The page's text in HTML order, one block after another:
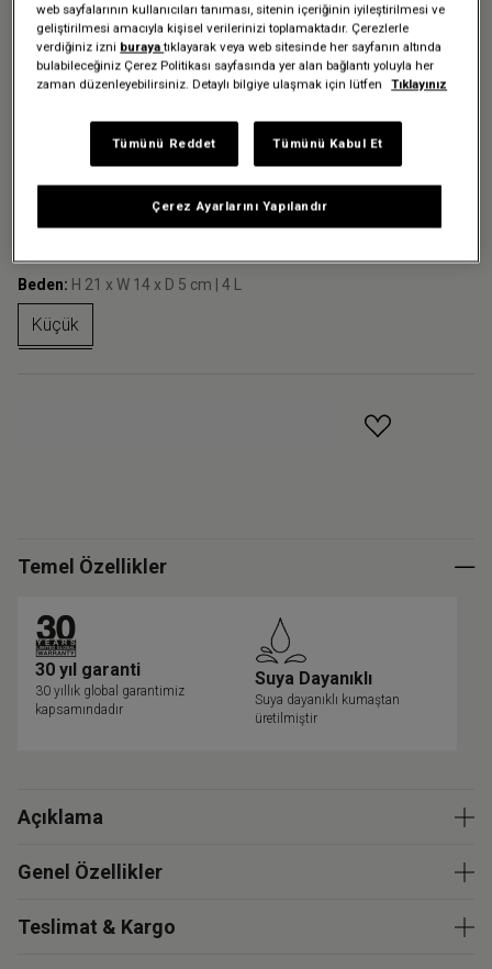
Anasayfa
Yaz maceraların için kullanışlı modellerimiz
SOMMAR BLACK BEL ÇANTASI
SOMMAR BLACK BEL ÇANTASI
1.224,30 TL
1.749,00 TL -%30
Renk:Black
Beden: H 21 x W 14 x D 5 cm | 4 L
Küçük
Temel Özellikler
30 yıl garanti
30 yıllık global garantimiz
kapsamındadır
Suya Dayanıklı
Suya dayanıklı kumaştan
üretilmiştir
Açıklama
Genel Özellikler
Teslimat & Kargo
web sayfalarının kullanıcıları tanıması, sitenin içeriğinin iyileştirilmesi ve
geliştirilmesi amacıyla kişisel verilerinizi toplamaktadır. Çerezlerle
verdiğiniz izni burayatıklayarak veya web sitesinde her sayfanın altında
bulabileceğiniz Çerez Politikası sayfasında yer alan bağlantı yoluyla her
zaman düzenleyebilirsiniz. Detaylı bilgiye ulaşmak için lütfen
Tıklayınız
Çerez Ayarlarını Yapılandır
Tümünü Reddet Tümünü Kabul Et